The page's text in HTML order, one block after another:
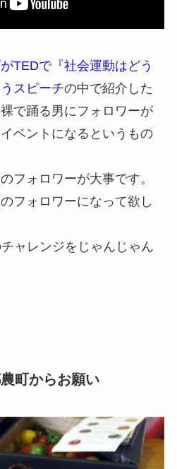
TEDで『社会運動はどう
スピーチの中で紹介した
で踊る男にフォロワーが
ベントになるというもの
フォロワーが大事です。
フォロワーになって欲し
ャレンジをじゃんじゃん
町からお願い